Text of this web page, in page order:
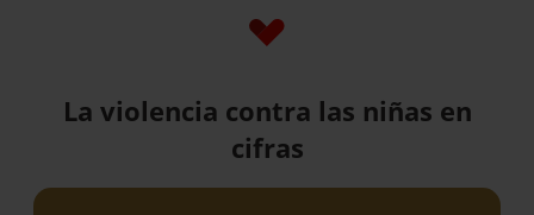
La violencia contra las niñas en
cifras